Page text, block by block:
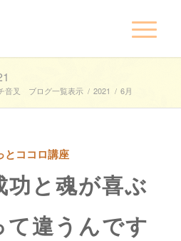
音叉 ブログ一覧表示 / 2021 / 6月
とココロ講座
功と魂が喜ぶ
て違うんです